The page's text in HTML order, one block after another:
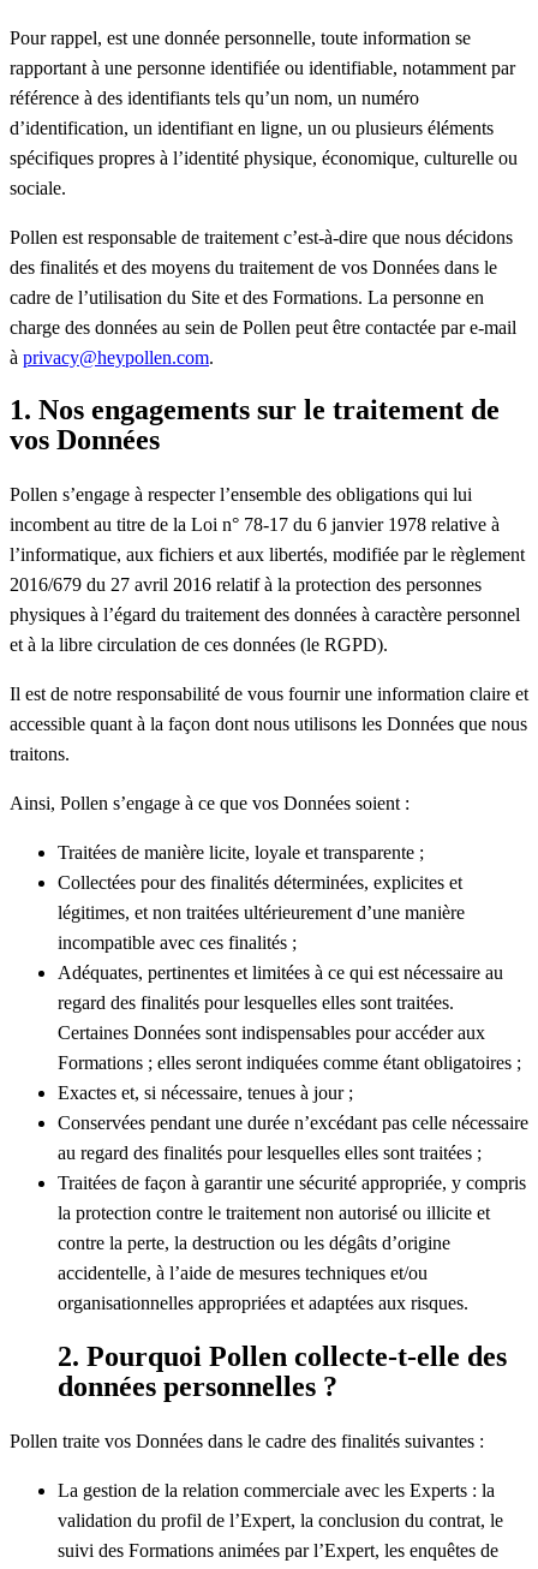
Pour rappel, est une donnée personnelle, toute information se
rapportant à une personne identifiée ou identifiable, notamment par
référence à des identifiants tels qu’un nom, un numéro
d’identification, un identifiant en ligne, un ou plusieurs éléments
spécifiques propres à l’identité physique, économique, culturelle ou
sociale.
Pollen est responsable de traitement c’est-à-dire que nous décidons
des finalités et des moyens du traitement de vos Données dans le
cadre de l’utilisation du Site et des Formations. La personne en
charge des données au sein de Pollen peut être contactée par e-mail
à privacy@heypollen.com.
1. Nos engagements sur le traitement de
vos Données
Pollen s’engage à respecter l’ensemble des obligations qui lui
incombent au titre de la Loi n° 78-17 du 6 janvier 1978 relative à
l’informatique, aux fichiers et aux libertés, modifiée par le règlement
2016/679 du 27 avril 2016 relatif à la protection des personnes
physiques à l’égard du traitement des données à caractère personnel
et à la libre circulation de ces données (le RGPD).
Il est de notre responsabilité de vous fournir une information claire et
accessible quant à la façon dont nous utilisons les Données que nous
traitons.
Ainsi, Pollen s’engage à ce que vos Données soient :
Traitées de manière licite, loyale et transparente ;
Collectées pour des finalités déterminées, explicites et
légitimes, et non traitées ultérieurement d’une manière
incompatible avec ces finalités ;
Adéquates, pertinentes et limitées à ce qui est nécessaire au
regard des finalités pour lesquelles elles sont traitées.
Certaines Données sont indispensables pour accéder aux
Formations ; elles seront indiquées comme étant obligatoires ;
Exactes et, si nécessaire, tenues à jour ;
Conservées pendant une durée n’excédant pas celle nécessaire
au regard des finalités pour lesquelles elles sont traitées ;
Traitées de façon à garantir une sécurité appropriée, y compris
la protection contre le traitement non autorisé ou illicite et
contre la perte, la destruction ou les dégâts d’origine
accidentelle, à l’aide de mesures techniques et/ou
organisationnelles appropriées et adaptées aux risques.
2. Pourquoi Pollen collecte-t-elle des
données personnelles ?
Pollen traite vos Données dans le cadre des finalités suivantes :
La gestion de la relation commerciale avec les Experts : la
validation du profil de l’Expert, la conclusion du contrat, le
suivi des Formations animées par l’Expert, les enquêtes de